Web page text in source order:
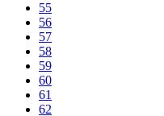
55
56
57
58
59
60
61
62